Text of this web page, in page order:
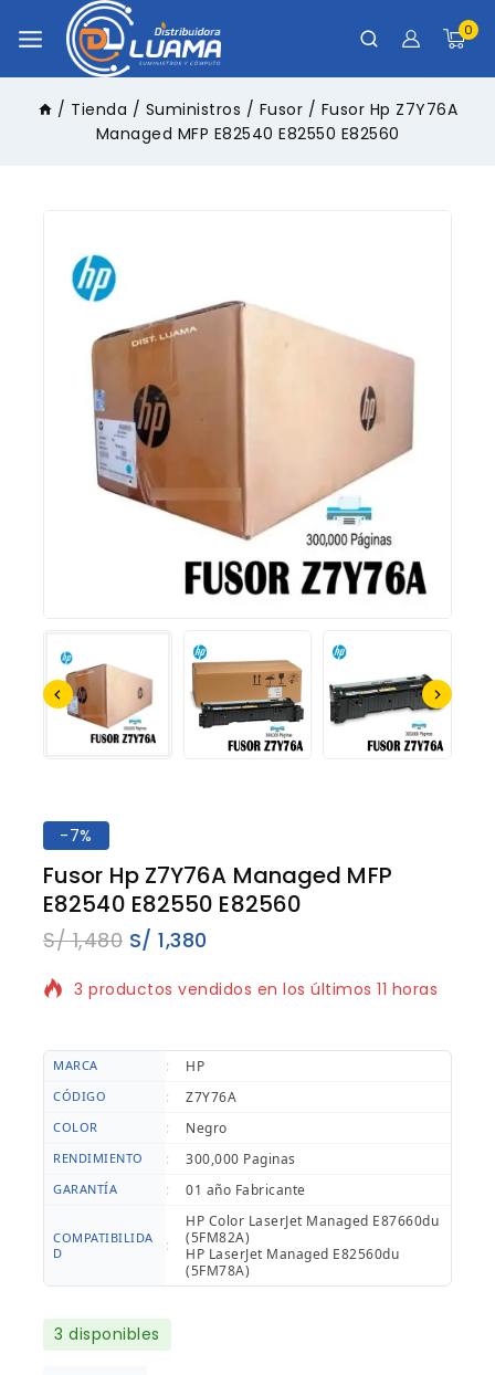
0
/ Tienda / Suministros / Fusor / Fusor Hp Z7Y76A
Managed MFP E82540 E82550 E82560
-7%
Fusor Hp Z7Y76A Managed MFP
E82540 E82550 E82560
S/1,480 S/ 1,380
3 productos vendidos en los últimos 11 horas
¡Se vende rápido! ¡Terminado! 14 la gente
MARCA : HP
CÓDIGO : Z7Y76A
COLOR : Negro
RENDIMIENTO : 300,000 Paginas
GARANTÍA : 01 año Fabricante
COMPATIBILIDA
D
:
HP Color LaserJet Managed E87660du
(5FM82A)
HP LaserJet Managed E82560du
(5FM78A)
3 disponibles